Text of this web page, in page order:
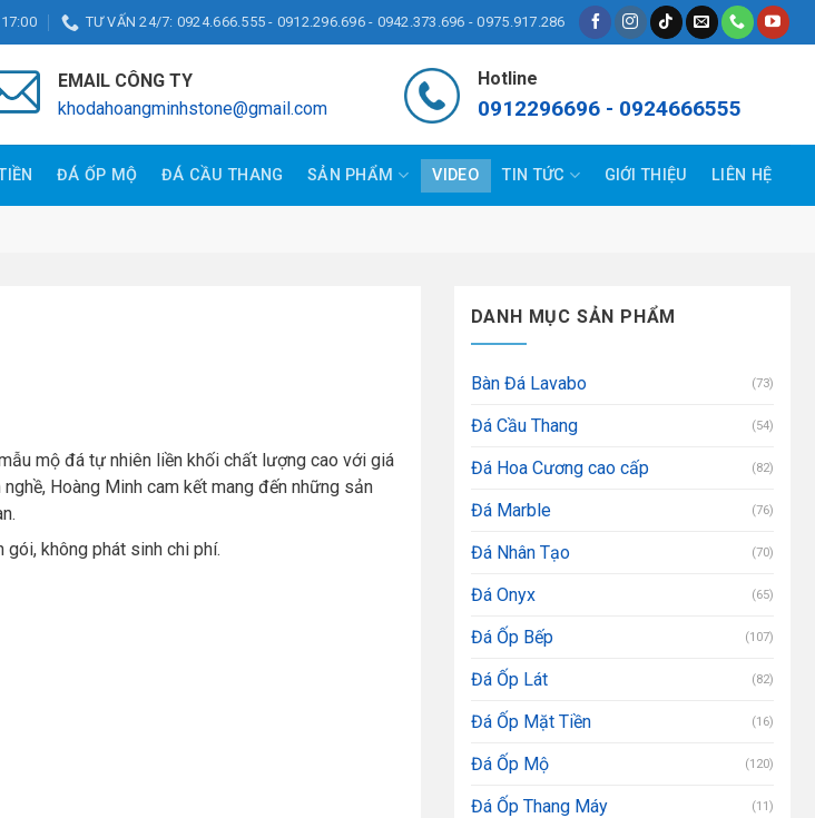
TƯ VẤN 24/7: 0924.666.555 - 0912.296.696 - 0942.373.696 - 0975.917.286
EMAIL CÔNG TY
khodahoangminhstone@gmail.com
Hotline
0912296696 - 0924666555
ĐÁ ỐP MỘ ĐÁ CẦU THANG SẢN PHẨM VIDEO TIN TỨC GIỚI THIỆU LIÊN HỆ
mộ đá tự nhiên liền khối chất lượng cao với giá
Hoàng Minh cam kết mang đến những sản
không phát sinh chi phí.
DANH MỤC SẢN PHẨM
Bàn Đá Lavabo (73)
Đá Cầu Thang (54)
Đá Hoa Cương cao cấp (82)
Đá Marble (76)
Đá Nhân Tạo (70)
Đá Onyx (65)
Đá Ốp Bếp (107)
Đá Ốp Lát (82)
Đá Ốp Mặt Tiền (16)
Đá Ốp Mộ (120)
Đá Ốp Thang Máy (11)